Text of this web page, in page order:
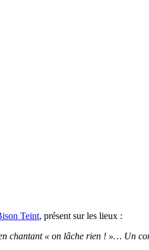
Teint, présent sur les lieux :
chantant « on lâche rien ! »… Un